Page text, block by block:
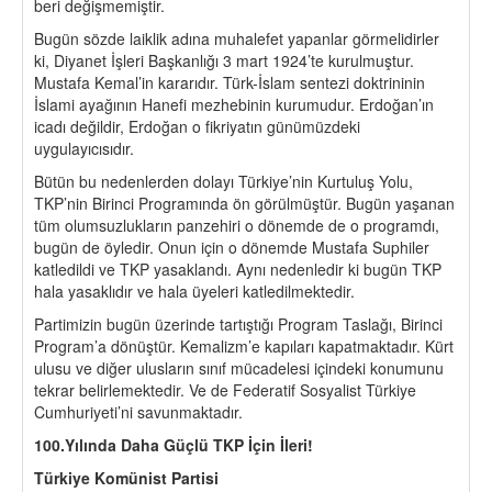
beri değişmemiştir.
Bugün sözde laiklik adına muhalefet yapanlar görmelidirler
ki, Diyanet İşleri Başkanlığı 3 mart 1924’te kurulmuştur.
Mustafa Kemal’in kararıdır. Türk-İslam sentezi doktrininin
İslami ayağının Hanefi mezhebinin kurumudur. Erdoğan’ın
icadı değildir, Erdoğan o fikriyatın günümüzdeki
uygulayıcısıdır.
Bütün bu nedenlerden dolayı Türkiye’nin Kurtuluş Yolu,
TKP’nin Birinci Programında ön görülmüştür. Bugün yaşanan
tüm olumsuzlukların panzehiri o dönemde de o programdı,
bugün de öyledir. Onun için o dönemde Mustafa Suphiler
katledildi ve TKP yasaklandı. Aynı nedenledir ki bugün TKP
hala yasaklıdır ve hala üyeleri katledilmektedir.
Partimizin bugün üzerinde tartıştığı Program Taslağı, Birinci
Program’a dönüştür. Kemalizm’e kapıları kapatmaktadır. Kürt
ulusu ve diğer ulusların sınıf mücadelesi içindeki konumunu
tekrar belirlemektedir. Ve de Federatif Sosyalist Türkiye
Cumhuriyeti’ni savunmaktadır.
100.Yılında Daha Güçlü TKP İçin İleri!
Türkiye Komünist Partisi